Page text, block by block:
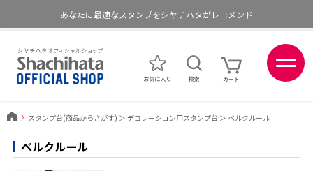
あなたに最適なスタンプをシヤチハタがレコメンド
〉 スタンプ台(商品からさがす) ＞ デコレーション用スタンプ台＞ ベルクルール
ベルクルール